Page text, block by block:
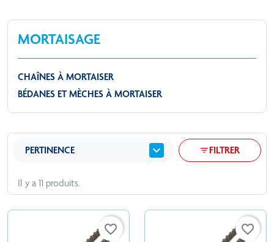
MORTAISAGE
CHAÎNES À MORTAISER
BÉDANES ET MÈCHES À MORTAISER
Il y a 11 produits.
PERTINENCE expand_more filter_listFILTRER
favorite_border favorite_border